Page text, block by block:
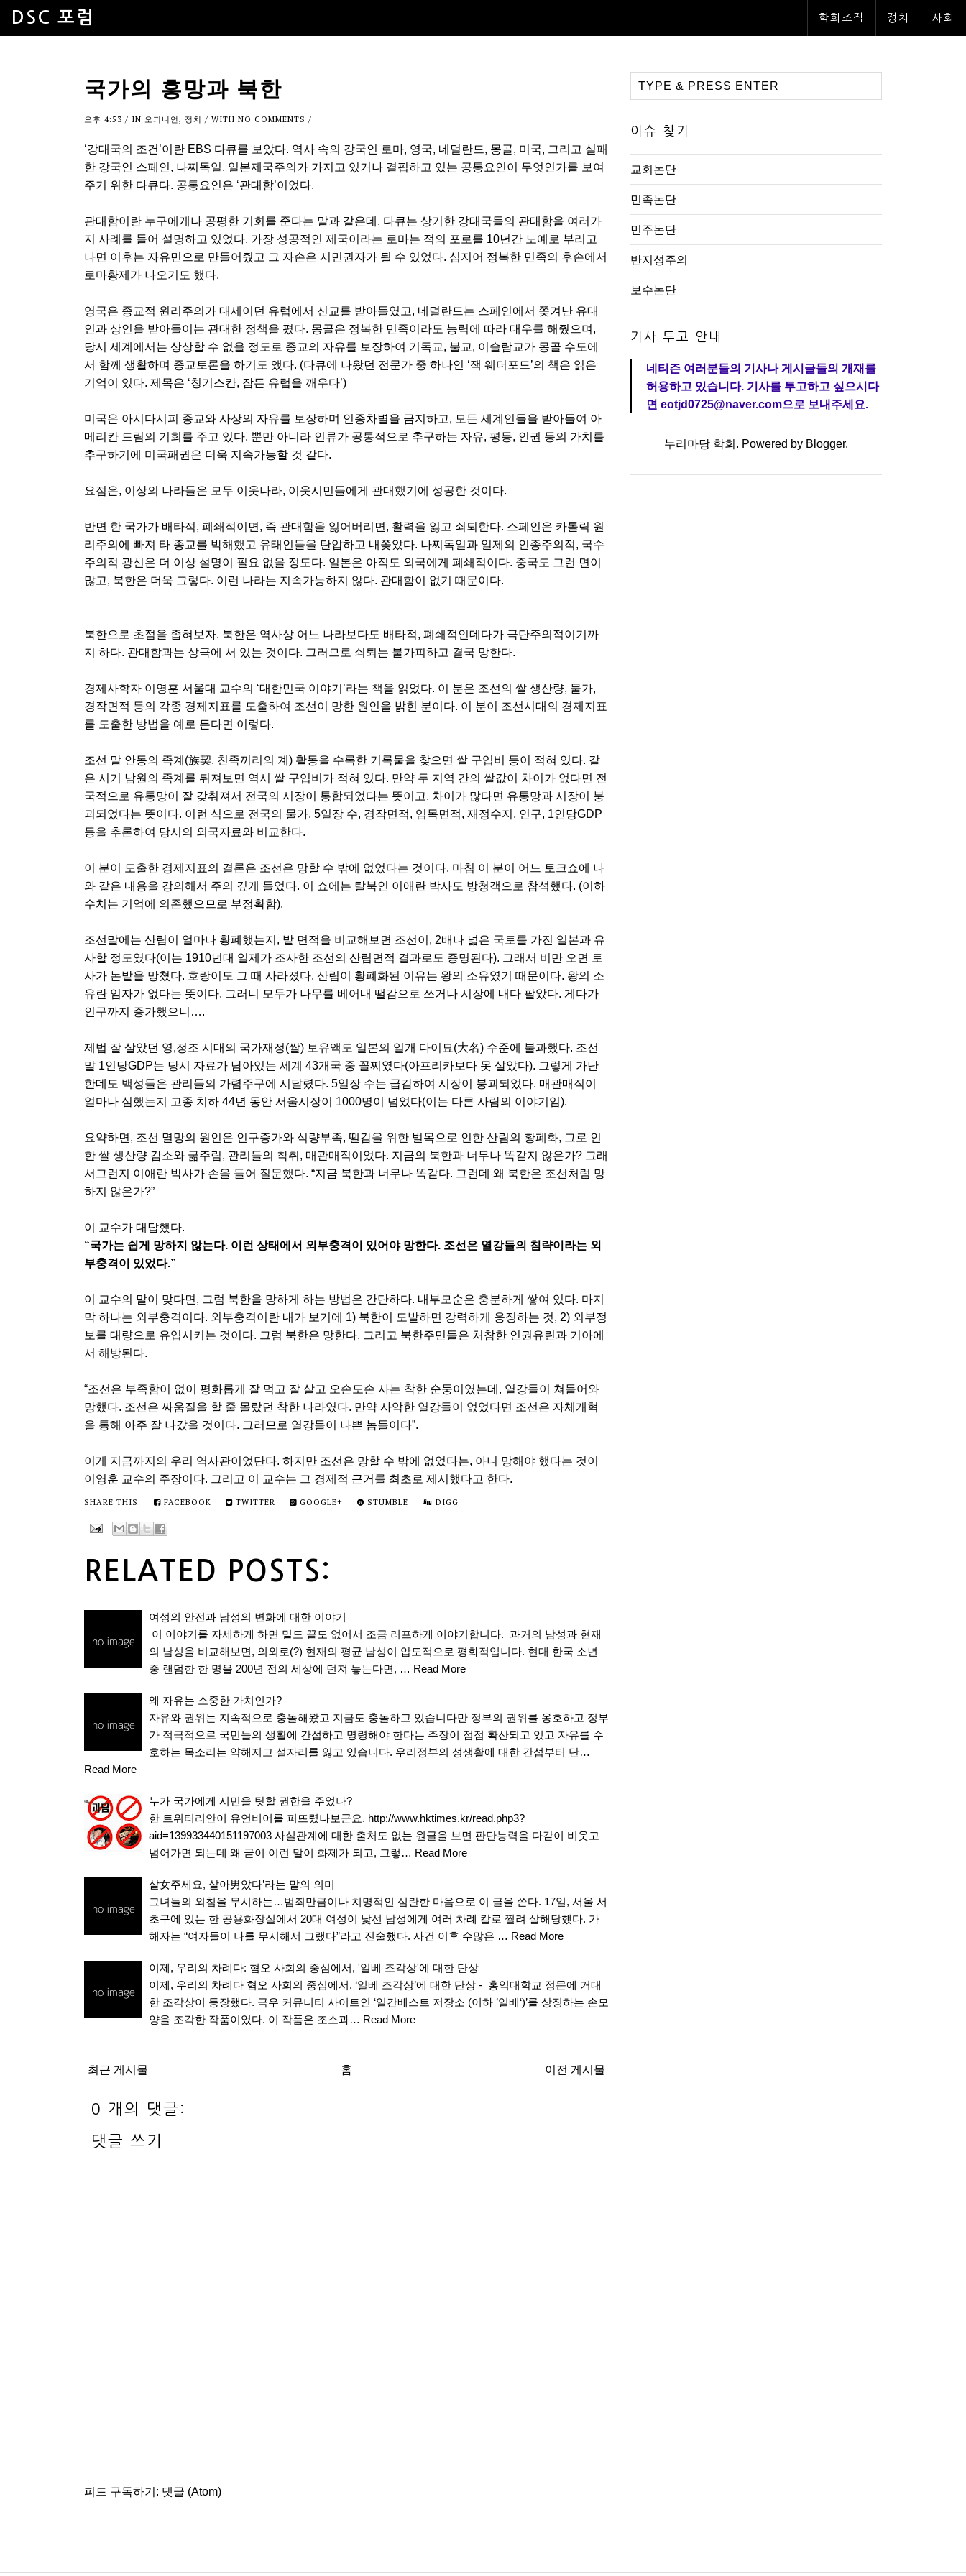
DSC 포럼 학회조직 정치 사회
국가의 흥망과 북한
오후 4:53 / IN 오피니언, 정치 / WITH NO COMMENTS /
‘강대국의 조건’이란 EBS 다큐를 보았다. 역사 속의 강국인 로마, 영국, 네덜란드, 몽골, 미국, 그리고 실패
한 강국인 스페인, 나찌독일, 일본제국주의가 가지고 있거나 결핍하고 있는 공통요인이 무엇인가를 보여
주기 위한 다큐다. 공통요인은 ‘관대함’이었다.
관대함이란 누구에게나 공평한 기회를 준다는 말과 같은데, 다큐는 상기한 강대국들의 관대함을 여러가
지 사례를 들어 설명하고 있었다. 가장 성공적인 제국이라는 로마는 적의 포로를 10년간 노예로 부리고
나면 이후는 자유민으로 만들어줬고 그 자손은 시민권자가 될 수 있었다. 심지어 정복한 민족의 후손에서
로마황제가 나오기도 했다.
영국은 종교적 원리주의가 대세이던 유럽에서 신교를 받아들였고, 네덜란드는 스페인에서 쫒겨난 유대
인과 상인을 받아들이는 관대한 정책을 폈다. 몽골은 정복한 민족이라도 능력에 따라 대우를 해줬으며,
당시 세계에서는 상상할 수 없을 정도로 종교의 자유를 보장하여 기독교, 불교, 이슬람교가 몽골 수도에
서 함께 생활하며 종교토론을 하기도 앴다. (다큐에 나왔던 전문가 중 하나인 ‘잭 웨더포드’의 책은 읽은
기억이 있다. 제목은 ‘칭기스칸, 잠든 유럽을 깨우다’)
미국은 아시다시피 종교와 사상의 자유를 보장하며 인종차별을 금지하고, 모든 세계인들을 받아들여 아
메리칸 드림의 기회를 주고 있다. 뿐만 아니라 인류가 공통적으로 추구하는 자유, 평등, 인권 등의 가치를
추구하기에 미국패권은 더욱 지속가능할 것 같다.
요점은, 이상의 나라들은 모두 이웃나라, 이웃시민들에게 관대했기에 성공한 것이다.
반면 한 국가가 배타적, 폐쇄적이면, 즉 관대함을 잃어버리면, 활력을 잃고 쇠퇴한다. 스페인은 카톨릭 원
리주의에 빠져 타 종교를 박해했고 유태인들을 탄압하고 내쫒았다. 나찌독일과 일제의 인종주의적, 국수
주의적 광신은 더 이상 설명이 필요 없을 정도다. 일본은 아직도 외국에게 폐쇄적이다. 중국도 그런 면이
많고, 북한은 더욱 그렇다. 이런 나라는 지속가능하지 않다. 관대함이 없기 때문이다.
북한으로 초점을 좁혀보자. 북한은 역사상 어느 나라보다도 배타적, 폐쇄적인데다가 극단주의적이기까
지 하다. 관대함과는 상극에 서 있는 것이다. 그러므로 쇠퇴는 불가피하고 결국 망한다.
경제사학자 이영훈 서울대 교수의 ‘대한민국 이야기’라는 책을 읽었다. 이 분은 조선의 쌀 생산량, 물가,
경작면적 등의 각종 경제지표를 도출하여 조선이 망한 원인을 밝힌 분이다. 이 분이 조선시대의 경제지표
를 도출한 방법을 예로 든다면 이렇다.
조선 말 안동의 족계(族契, 친족끼리의 계) 활동을 수록한 기록물을 찾으면 쌀 구입비 등이 적혀 있다. 같
은 시기 남원의 족계를 뒤져보면 역시 쌀 구입비가 적혀 있다. 만약 두 지역 간의 쌀값이 차이가 없다면 전
국적으로 유통망이 잘 갖춰져서 전국의 시장이 통합되었다는 뜻이고, 차이가 많다면 유통망과 시장이 붕
괴되었다는 뜻이다. 이런 식으로 전국의 물가, 5일장 수, 경작면적, 임목면적, 재정수지, 인구, 1인당GDP
등을 추론하여 당시의 외국자료와 비교한다.
이 분이 도출한 경제지표의 결론은 조선은 망할 수 밖에 없었다는 것이다. 마침 이 분이 어느 토크쇼에 나
와 같은 내용을 강의해서 주의 깊게 들었다. 이 쇼에는 탈북인 이애란 박사도 방청객으로 참석했다. (이하
수치는 기억에 의존했으므로 부정확함).
조선말에는 산림이 얼마나 황폐했는지, 밭 면적을 비교해보면 조선이, 2배나 넓은 국토를 가진 일본과 유
사할 정도였다(이는 1910년대 일제가 조사한 조선의 산림면적 결과로도 증명된다). 그래서 비만 오면 토
사가 논밭을 망쳤다. 호랑이도 그 때 사라졌다. 산림이 황폐화된 이유는 왕의 소유였기 때문이다. 왕의 소
유란 임자가 없다는 뜻이다. 그러니 모두가 나무를 베어내 땔감으로 쓰거나 시장에 내다 팔았다. 게다가
인구까지 증가했으니….
제법 잘 살았던 영,정조 시대의 국가재정(쌀) 보유액도 일본의 일개 다이묘(大名) 수준에 불과했다. 조선
말 1인당GDP는 당시 자료가 남아있는 세계 43개국 중 꼴찌였다(아프리카보다 못 살았다). 그렇게 가난
한데도 백성들은 관리들의 가렴주구에 시달렸다. 5일장 수는 급감하여 시장이 붕괴되었다. 매관매직이
얼마나 심했는지 고종 치하 44년 동안 서울시장이 1000명이 넘었다(이는 다른 사람의 이야기임).
요약하면, 조선 멸망의 원인은 인구증가와 식량부족, 땔감을 위한 벌목으로 인한 산림의 황폐화, 그로 인
한 쌀 생산량 감소와 굶주림, 관리들의 착취, 매관매직이었다. 지금의 북한과 너무나 똑같지 않은가? 그래
서그런지 이애란 박사가 손을 들어 질문했다. “지금 북한과 너무나 똑같다. 그런데 왜 북한은 조선처럼 망
하지 않은가?”
이 교수가 대답했다.
“국가는 쉽게 망하지 않는다. 이런 상태에서 외부충격이 있어야 망한다. 조선은 열강들의 침략이라는 외
부충격이 있었다.”
이 교수의 말이 맞다면, 그럼 북한을 망하게 하는 방법은 간단하다. 내부모순은 충분하게 쌓여 있다. 마지
막 하나는 외부충격이다. 외부충격이란 내가 보기에 1) 북한이 도발하면 강력하게 응징하는 것, 2) 외부정
보를 대량으로 유입시키는 것이다. 그럼 북한은 망한다. 그리고 북한주민들은 처참한 인권유린과 기아에
서 해방된다.
“조선은 부족함이 없이 평화롭게 잘 먹고 잘 살고 오손도손 사는 착한 순둥이였는데, 열강들이 쳐들어와
망했다. 조선은 싸움질을 할 줄 몰랐던 착한 나라였다. 만약 사악한 열강들이 없었다면 조선은 자체개혁
을 통해 아주 잘 나갔을 것이다. 그러므로 열강들이 나쁜 놈들이다”.
이게 지금까지의 우리 역사관이었단다. 하지만 조선은 망할 수 밖에 없었다는, 아니 망해야 했다는 것이
이영훈 교수의 주장이다. 그리고 이 교수는 그 경제적 근거를 최초로 제시했다고 한다.
SHARE THIS: FACEBOOK TWITTER GOOGLE+ STUMBLE DIGG
RELATED POSTS:
여성의 안전과 남성의 변화에 대한 이야기
이 이야기를 자세하게 하면 밑도 끝도 없어서 조금 러프하게 이야기합니다. 과거의 남성과 현재
의 남성을 비교해보면, 의외로(?) 현재의 평균 남성이 압도적으로 평화적입니다. 현대 한국 소년
중 랜덤한 한 명을 200년 전의 세상에 던져 놓는다면, … Read More
왜 자유는 소중한 가치인가?
자유와 권위는 지속적으로 충돌해왔고 지금도 충돌하고 있습니다만 정부의 권위를 옹호하고 정부
가 적극적으로 국민들의 생활에 간섭하고 명령해야 한다는 주장이 점점 확산되고 있고 자유를 수
호하는 목소리는 약해지고 설자리를 잃고 있습니다. 우리정부의 성생활에 대한 간섭부터 단…
Read More
누가 국가에게 시민을 탓할 권한을 주었나?
한 트위터리안이 유언비어를 퍼뜨렸나보군요. http://www.hktimes.kr/read.php3?
aid=139933440151197003 사실관계에 대한 출처도 없는 원글을 보면 판단능력을 다같이 비웃고
넘어가면 되는데 왜 굳이 이런 말이 화제가 되고, 그렇… Read More
살女주세요, 살아男았다’라는 말의 의미
그녀들의 외침을 무시하는…범죄만큼이나 치명적인 심란한 마음으로 이 글을 쓴다. 17일, 서울 서
초구에 있는 한 공용화장실에서 20대 여성이 낯선 남성에게 여러 차례 칼로 찔려 살해당했다. 가
해자는 “여자들이 나를 무시해서 그랬다”라고 진술했다. 사건 이후 수많은 … Read More
이제, 우리의 차례다: 혐오 사회의 중심에서, '일베 조각상'에 대한 단상
이제, 우리의 차례다 혐오 사회의 중심에서, ‘일베 조각상’에 대한 단상 - 홍익대학교 정문에 거대
한 조각상이 등장했다. 극우 커뮤니티 사이트인 ‘일간베스트 저장소 (이하 ’일베‘)’를 상징하는 손모
양을 조각한 작품이었다. 이 작품은 조소과… Read More
최근 게시물 이전 게시물
홈
0 개의 댓글:
댓글 쓰기
피드 구독하기: 댓글 (Atom)
이슈 찾기
교회논단
민족논단
민주논단
반지성주의
보수논단
기사 투고 안내
네티즌 여러분들의 기사나 게시글들의 개재를
허용하고 있습니다. 기사를 투고하고 싶으시다
면 eotjd0725@naver.com으로 보내주세요.
누리마당 학회. Powered by Blogger.